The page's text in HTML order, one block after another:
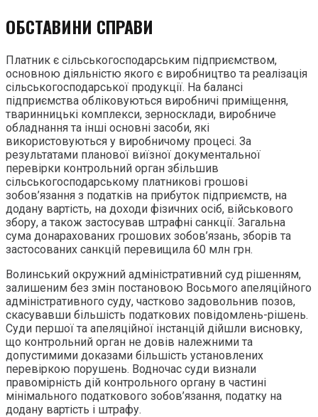
ОБСТАВИНИ СПРАВИ
Платник є сільськогосподарським підприємством,
основною діяльністю якого є виробництво та реалізація
сільськогосподарської продукції. На балансі
підприємства обліковуються виробничі приміщення,
тваринницькі комплекси, зерносклади, виробниче
обладнання та інші основні засоби, які
використовуються у виробничому процесі. За
результатами планової виїзної документальної
перевірки контрольний орган збільшив
сільськогосподарському платникові грошові
зобов’язання з податків на прибуток підприємств, на
додану вартість, на доходи фізичних осіб, військового
збору, а також застосував штрафні санкції. Загальна
сума донарахованих грошових зобов’язань, зборів та
застосованих санкцій перевищила 60 млн грн.
Волинський окружний адміністративний суд рішенням,
залишеним без змін постановою Восьмого апеляційного
адміністративного суду, частково задовольнив позов,
скасувавши більшість податкових повідомлень-рішень.
Суди першої та апеляційної інстанцій дійшли висновку,
що контрольний орган не довів належними та
допустимими доказами більшість установлених
перевіркою порушень. Водночас суди визнали
правомірність дій контрольного органу в частині
мінімального податкового зобов’язання, податку на
додану вартість і штрафу.